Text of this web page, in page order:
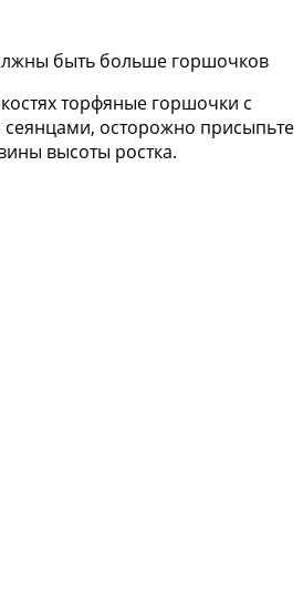
быть больше горшочков
торфяные горшочки с
осторожно присыпьте
высоты ростка.